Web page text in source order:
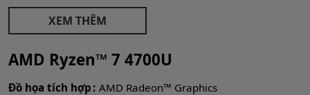
XEM THÊM
AMD Ryzen™ 7 4700U
Đồ họa tích hợp AMD Radeon™ Graphics